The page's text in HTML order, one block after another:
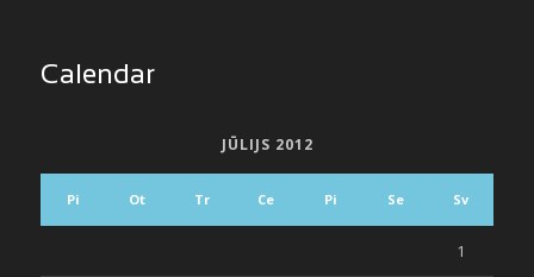
Calendar
JŪLIJS 2012
Pi Ot Tr Ce Pi Se Sv
1